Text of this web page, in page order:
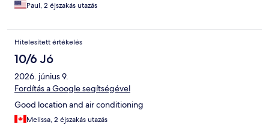
Paul, 2 éjszakás utazás
Hitelesített értékelés
10/6 Jó
2026. június 9.
Fordítás a Google segítségével
Good location and air conditioning
Melissa, 2 éjszakás utazás